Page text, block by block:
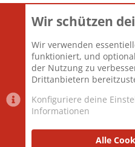
Themen
Mitglieder
Neuestes Mitglied
Wir schützen
Wir verwenden
funktioniert, und
der Nutzung zu
Drittanbietern
Konfiguriere deine
Informationen
Alle